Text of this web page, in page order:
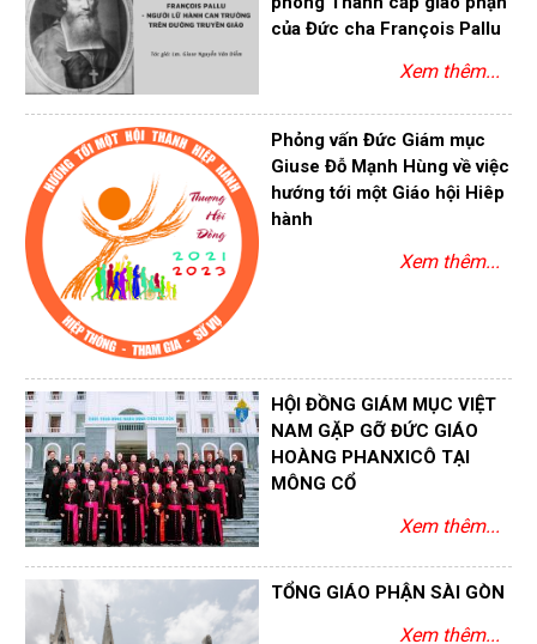
của Đức cha François Pallu
Xem thêm...
Phỏng vấn Đức Giám mục
Giuse Đỗ Mạnh Hùng về việc
hướng tới một Giáo hội Hiêp
hành
Xem thêm...
HỘI ĐỒNG GIÁM MỤC VIỆT
NAM GẶP GỠ ĐỨC GIÁO
HOÀNG PHANXICÔ TẠI
MÔNG CỔ
Xem thêm...
TỔNG GIÁO PHẬN SÀI GÒN
Xem thêm...